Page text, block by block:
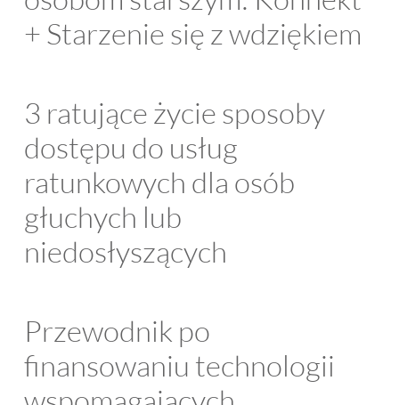
+ Starzenie się z wdziękiem
3 ratujące życie sposoby
dostępu do usług
ratunkowych dla osób
głuchych lub
niedosłyszących
Przewodnik po
finansowaniu technologii